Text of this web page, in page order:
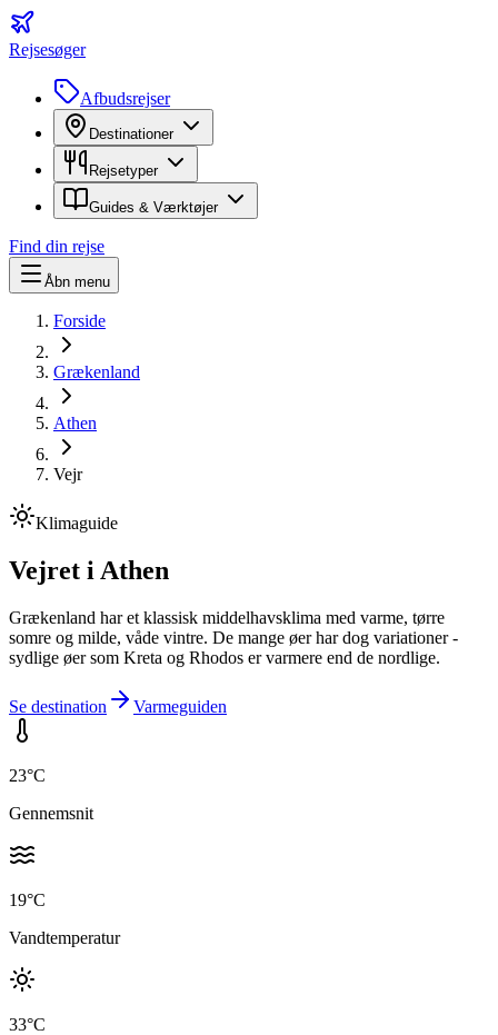
Rejsesøger
Afbudsrejser
Destinationer
Rejsetyper
Guides & Værktøjer
Find din rejse
Åbn menu
Forside
Grækenland
Athen
Vejr
Klimaguide
Vejret i Athen
Grækenland har et klassisk middelhavsklima med varme, tørre
somre og milde, våde vintre. De mange øer har dog variationer -
sydlige øer som Kreta og Rhodos er varmere end de nordlige.
Se destination Varmeguiden
23°C
Gennemsnit
19°C
Vandtemperatur
33°C